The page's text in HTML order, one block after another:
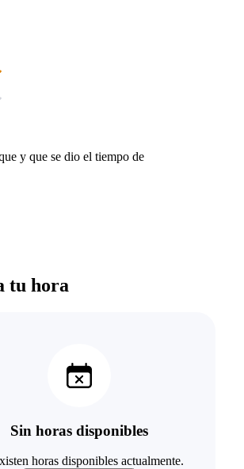
y que se dio el tiempo de
tu hora
Sin horas disponibles
horas disponibles actualmente.